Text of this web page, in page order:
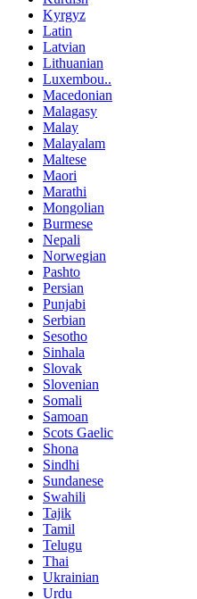
Kyrgyz
Latin
Latvian
Lithuanian
Luxembou..
Macedonian
Malagasy
Malay
Malayalam
Maltese
Maori
Marathi
Mongolian
Burmese
Nepali
Norwegian
Pashto
Persian
Punjabi
Serbian
Sesotho
Sinhala
Slovak
Slovenian
Somali
Samoan
Scots Gaelic
Shona
Sindhi
Sundanese
Swahili
Tajik
Tamil
Telugu
Thai
Ukrainian
Urdu